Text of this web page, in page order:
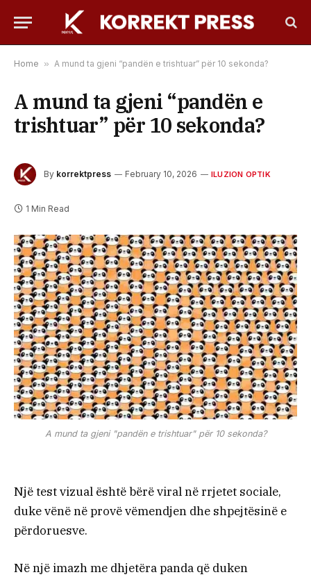
Home » A mund ta gjeni “pandën e trishtuar” për 10 sekonda?
A mund ta gjeni “pandën e
trishtuar” për 10 sekonda?
By korrektpress February 10, 2026 ILUZION OPTIK
1 Min Read
A mund ta gjeni "pandën e trishtuar" për 10 sekonda?
Një test vizual është bërë viral në rrjetet sociale,
duke vënë në provë vëmendjen dhe shpejtësinë e
përdoruesve.
Në një imazh me dhjetëra panda që duken